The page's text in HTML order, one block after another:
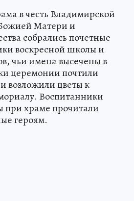
в честь Владимирской
Матери и
собрались почетные
воскресной школы и
чьи имена высечены в
церемонии почтили
возложили цветы к
Воспитанники
при храме прочитали
героям.